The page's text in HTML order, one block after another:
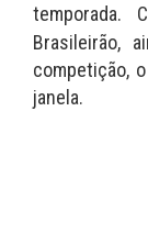
temporada.
Brasileirão,
competição,
janela.